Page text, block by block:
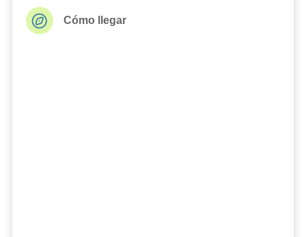
Cómo llegar